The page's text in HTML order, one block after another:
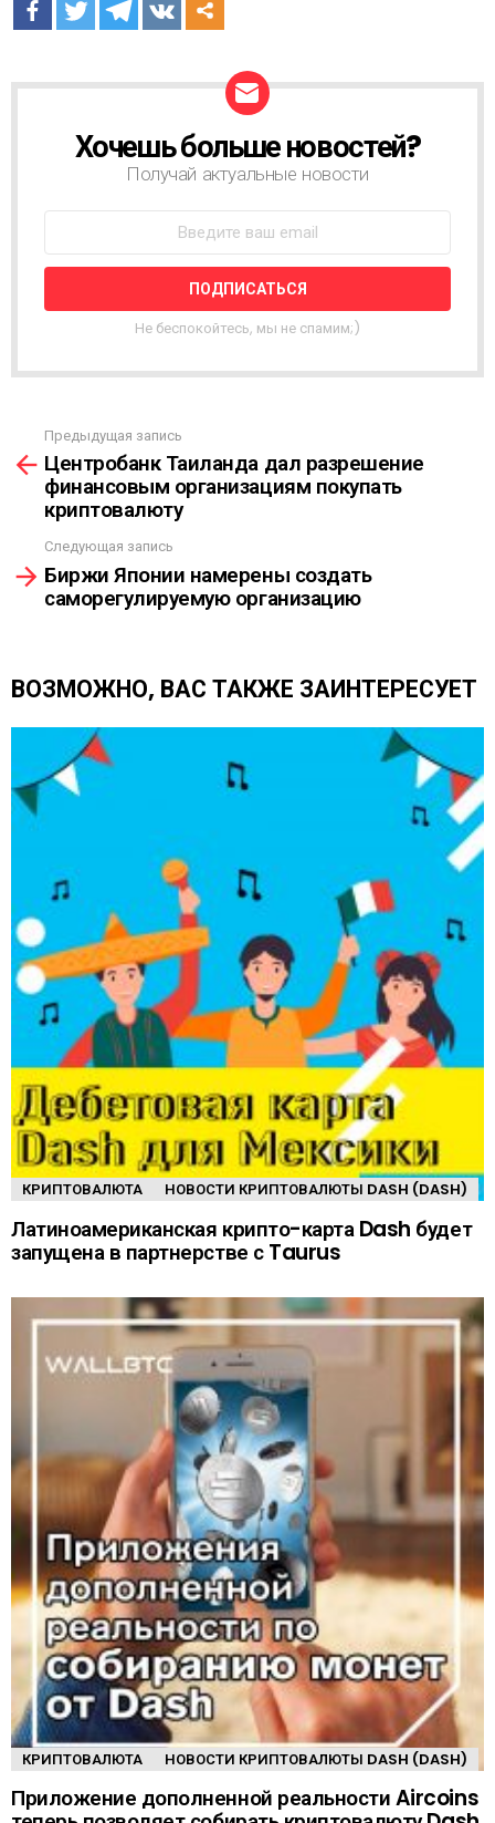
О
Т
Н
Я
А
С
Ы
Л
К
А
Хочешь больше новостей?
Получай актуальные новости
Не беспокойтесь, мы не спамим;)
м
т
е
Предыдущая запись
Центробанк Таиланда дал разрешение
финансовым организациям покупать
криптовалюту
Следующая запись
Биржи Японии намерены создать
саморегулируемую организацию
ВОЗМОЖНО, ВАС ТАКЖЕ ЗАИНТЕРЕСУЕТ
КРИПТОВАЛЮТА НОВОСТИ КРИПТОВАЛЮТЫ DASH (DASH)
Латиноамериканская крипто-карта Dash будет
запущена в партнерстве с Taurus
КРИПТОВАЛЮТА НОВОСТИ КРИПТОВАЛЮТЫ DASH (DASH)
Приложение дополненной реальности Aircoins